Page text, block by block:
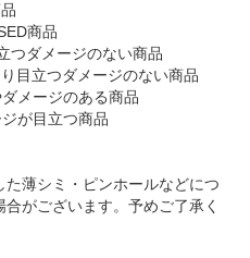
商品
つダメージのない商品
目立つダメージのない商品
メージのある商品
が目立つ商品
薄シミ・ピンホールなどにつ
がございます。予めご了承く